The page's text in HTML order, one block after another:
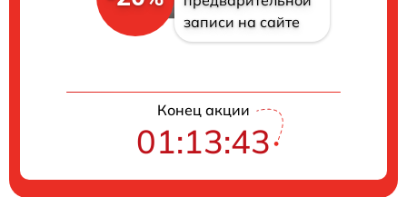
записи на сайте
Конец акции
01:13:42